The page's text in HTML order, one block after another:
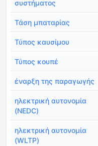
συστήματος
Τάση μπαταρίας
Τύπος καυσίμου
Τύπος κουπέ
έναρξη της παραγωγής
ηλεκτρική αυτονομία
(NEDC)
ηλεκτρική αυτονομία
(WLTP)